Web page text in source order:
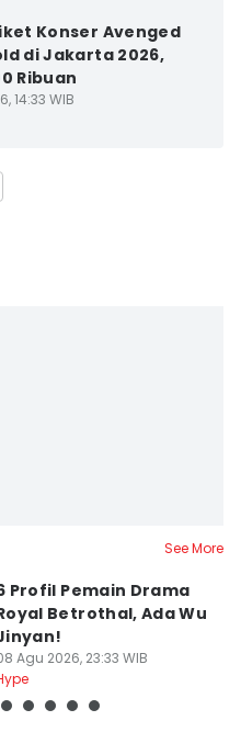
Konser Avenged
di Jakarta 2026,
Ribuan
14:33 WIB
See More
Profil Pemain Drama
Betrothal, Ada Wu
Agu 2026, 23:33 WIB